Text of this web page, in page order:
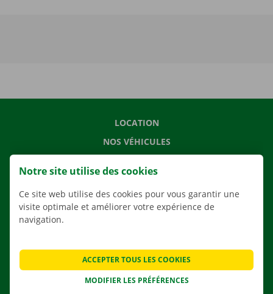
LOCATION
NOS VÉHICULES
APPLI
CONTACTEZ NOUS
Notre site utilise des cookies
Ce site web utilise des cookies pour vous garantir une
visite optimale et améliorer votre expérience de
navigation.
MODIFIER LES PRÉFÉRENCES
ACCEPTER TOUS LES COOKIES